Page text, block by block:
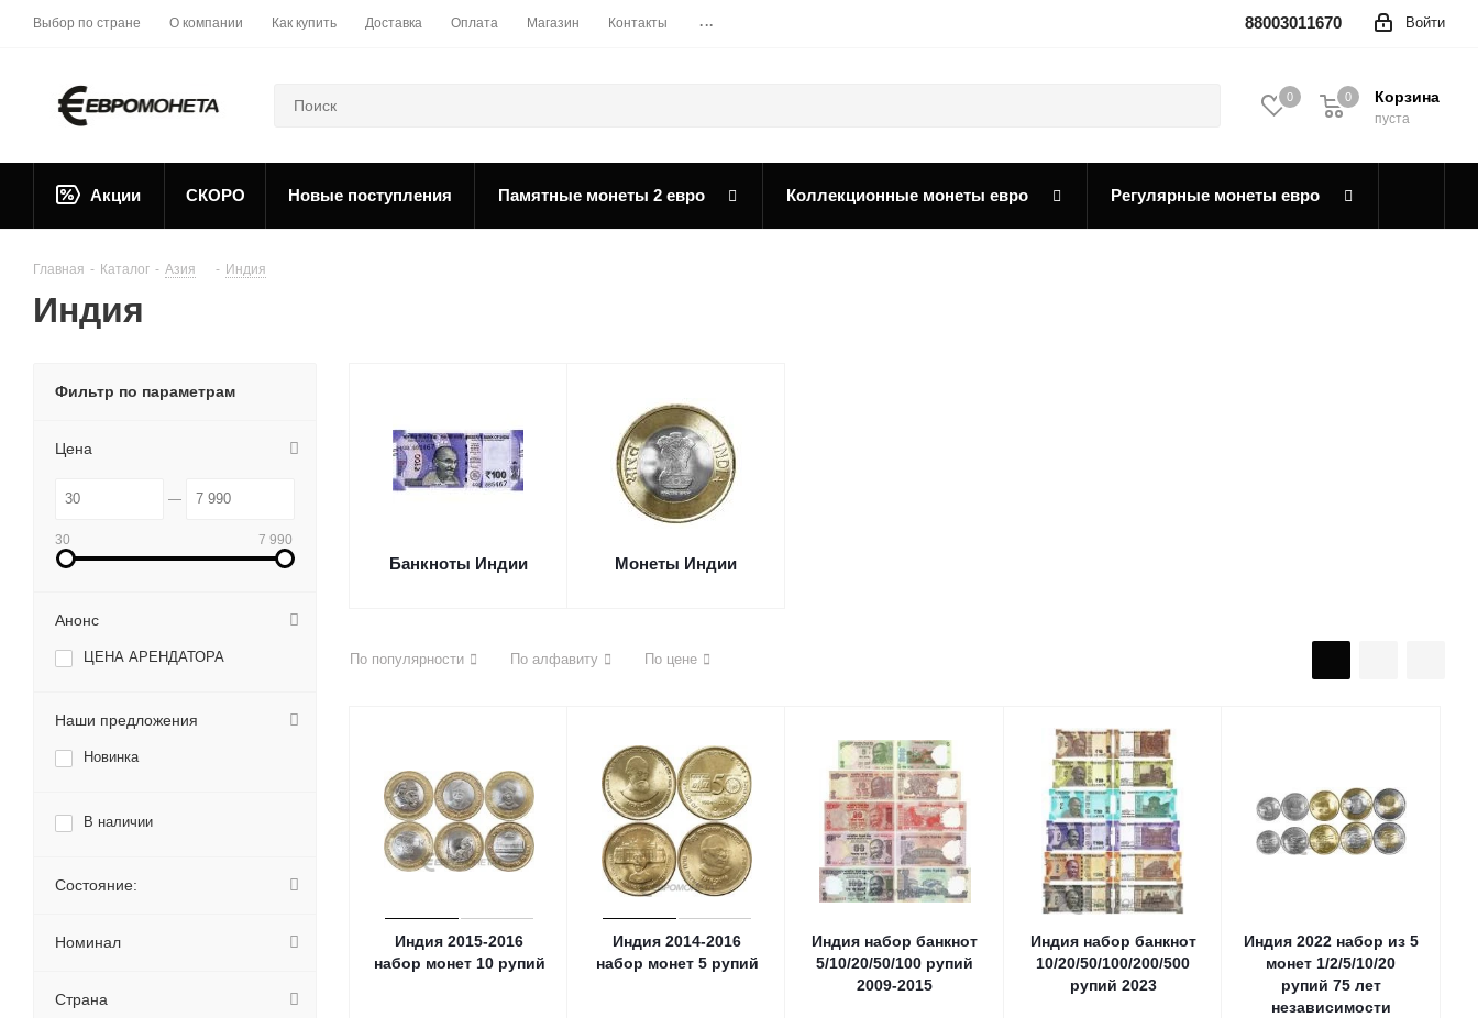
Выбор по стране О компании Как купить Доставка Оплата Магазин Контакты ... Войти
88003011670
0 Корзина
0
пуста
0
Акции СКОРО Новые поступления Памятные монеты 2 евро Коллекционные монеты евро Регулярные монеты евро
Главная - Каталог - Азия - Индия
Индия
Банкноты Индии Монеты Индии
По популярности По алфавиту По цене
Индия 2015-2016
набор монет 10 рупий
Индия 2014-2016
набор монет 5 рупий
Индия набор банкнот
5/10/20/50/100 рупий
2009-2015
Индия набор банкнот
10/20/50/100/200/500
рупий 2023
Индия 2022 набор из 5
монет 1/2/5/10/20
рупий 75 лет
независимости
Фильтр по параметрам
Цена
30 7 990
Анонс
ЦЕНА АРЕНДАТОРА
Наши предложения
Новинка
В наличии
Состояние:
Номинал
Страна